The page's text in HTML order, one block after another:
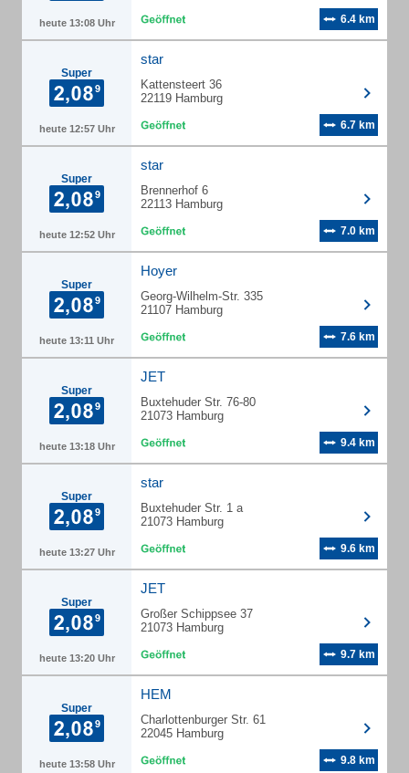
heute 13:08 Uhr 6.4 km
Super
heute 12:57 Uhr
star
Kattensteert 36
22119 Hamburg
6.7 km
Super
heute 12:52 Uhr
star
Brennerhof 6
22113 Hamburg
7.0 km
Super
heute 13:11 Uhr
Hoyer
Georg-Wilhelm-Str. 335
21107 Hamburg
7.6 km
Super
heute 13:18 Uhr
JET
Buxtehuder Str. 76-80
21073 Hamburg
9.4 km
Super
heute 13:27 Uhr
star
Buxtehuder Str. 1 a
21073 Hamburg
9.6 km
Super
heute 13:20 Uhr
JET
Großer Schippsee 37
21073 Hamburg
9.7 km
Super
heute 13:58 Uhr
HEM
Charlottenburger Str. 61
22045 Hamburg
9.8 km